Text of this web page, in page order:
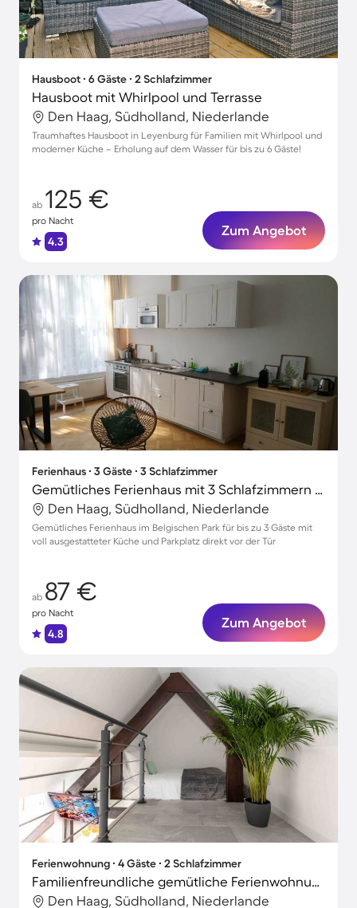
Hausboot ∙ 6 Gäste ∙ 2 Schlafzimmer
Hausboot mit Whirlpool und Terrasse
Den Haag, Südholland, Niederlande
Traumhaftes Hausboot in Leyenburg für Familien mit Whirlpool und
moderner Küche – Erholung auf dem Wasser für bis zu 6 Gäste!
ab 125 €
pro Nacht
4.3
Zum Angebot
Ferienhaus ∙ 3 Gäste ∙ 3 Schlafzimmer
Gemütliches Ferienhaus mit 3 Schlafzimmern für 3 Personen
Den Haag, Südholland, Niederlande
Gemütliches Ferienhaus im Belgischen Park für bis zu 3 Gäste mit
voll ausgestatteter Küche und Parkplatz direkt vor der Tür
ab 87 €
pro Nacht
4.8
Zum Angebot
Ferienwohnung ∙ 4 Gäste ∙ 2 Schlafzimmer
Familienfreundliche gemütliche Ferienwohnung | Neben dem Strand | Haustiere sind willkommen
Den Haag, Südholland, Niederlande